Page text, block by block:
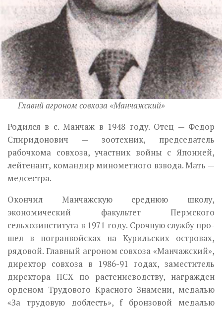
Главнй агроном совхоза «Манчажский»
Родился в с. Манчаж в 1948 году. Отец — Федор
Спиридонович — зоо­техник, председатель
рабочкома совхоза, участник войны с Японией,
лей­тенант, командир минометного взвода. Мать —
медсестра.
Окончил Манчажскую среднюю школу,
экономический факультет Пермского
сельхозинститу­та в 1971 году. Срочную службу про­
шел в погранвойсках на Курильских ос­тровах,
рядовой. Главный агроном со­вхоза «Манчажский»,
директор совхо­за в 1986-91 годах, заместитель
дирек­тора ПСХ по растениеводству, награж­ден
орденом Трудового Красного Зна­мени, медалью
«За трудовую доблесть», f бронзовой медалью